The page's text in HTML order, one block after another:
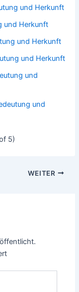
und Herkunft
und Herkunft
und Herkunft
und Herkunft
und
und
5)
WEITER